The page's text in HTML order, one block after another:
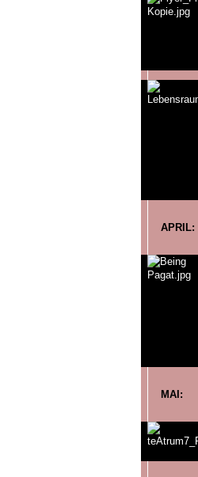
APRIL:
MAI: